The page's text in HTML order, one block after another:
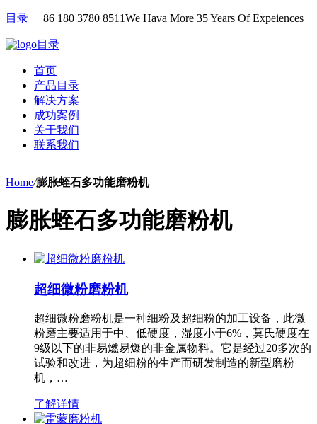
目录 +86 180 3780 8511We Hava More 35 Years Of Expeiences
目录
首页
产品目录
解决方案
成功案例
关于我们
联系我们
Home/膨胀蛭石多功能磨粉机
膨胀蛭石多功能磨粉机
超细微粉磨粉机
超细微粉磨粉机是一种细粉及超细粉的加工设备，此微
粉磨主要适用于中、低硬度，湿度小于6%，莫氏硬度在
9级以下的非易燃易爆的非金属物料。它是经过20多次的
试验和改进，为超细粉的生产而研发制造的新型磨粉
机，…
了解详情